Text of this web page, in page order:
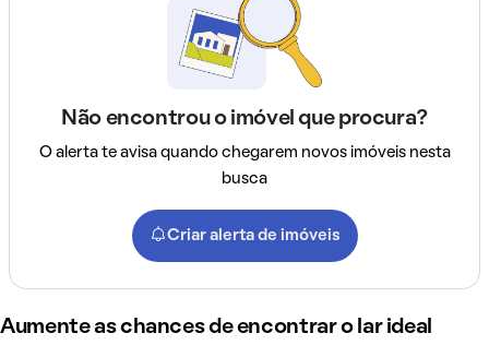
Não encontrou o imóvel que procura?
O alerta te avisa quando chegarem novos imóveis nesta
busca
Criar alerta de imóveis
Aumente as chances de encontrar o lar ideal